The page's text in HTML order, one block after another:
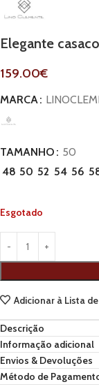
Elegante
159.00€
MARCA
TAMANHO
50
48 50 52 54 56
Esgotado
Adicionar à Lista
Descrição
Informação adicional
Envios & Devoluções
Método de